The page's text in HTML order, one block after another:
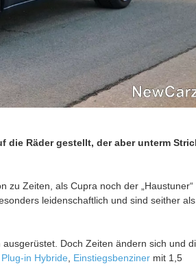
die Räder gestellt, der aber unterm
zu Zeiten, als Cupra noch der „Haustuner“
leidenschaftlich und sind seither als
Doch Zeiten ändern sich und
Plug-in Hybride, Einstiegsbenzinermit 1,5